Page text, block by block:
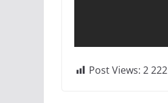
Post Views: 2 222